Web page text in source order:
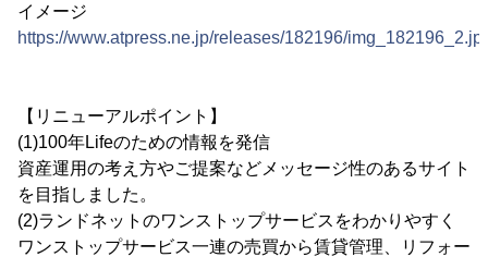
イメージ
https://www.atpress.ne.jp/releases/182196/
【リニューアルポイント】
(1)100年Lifeのための情報を発信
資産運用の考え方やご提案などメッセージ性のあるサイト
を目指しました。
(2)ランドネットのワンストップサービスをわかりやすく
ワンストップサービス一連の売買から賃貸管理、リフォー